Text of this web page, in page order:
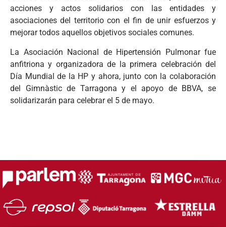
acciones y actos solidarios con las entidades y
asociaciones del territorio con el fin de unir esfuerzos y
mejorar todos aquellos objetivos sociales comunes.
La Asociación Nacional de Hipertensión Pulmonar fue
anfitriona y organizadora de la primera celebración del
Día Mundial de la HP y ahora, junto con la colaboración
del Gimnàstic de Tarragona y el apoyo de BBVA, se
solidarizarán para celebrar el 5 de mayo.